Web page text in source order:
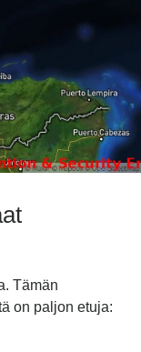
Tämän
on paljon etuja: